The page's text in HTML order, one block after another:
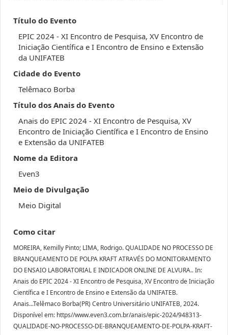
Título do Evento
EPIC 2024 - XI Encontro de Pesquisa, XV Encontro de
Iniciação Científica e I Encontro de Ensino e Extensão
da UNIFATEB
Cidade do Evento
Telêmaco Borba
Título dos Anais do Evento
Anais do EPIC 2024 - XI Encontro de Pesquisa, XV
Encontro de Iniciação Científica e I Encontro de Ensino
e Extensão da UNIFATEB
Nome da Editora
Even3
Meio de Divulgação
Meio Digital
Como citar
MOREIRA, Kemilly Pinto; LIMA, Rodrigo. QUALIDADE NO PROCESSO DE
BRANQUEAMENTO DE POLPA KRAFT ATRAVÉS DO MONITORAMENTO
DO ENSAIO LABORATORIAL E INDICADOR ONLINE DE ALVURA.. In:
Anais do EPIC 2024 - XI Encontro de Pesquisa, XV Encontro de Iniciação
Científica e I Encontro de Ensino e Extensão da UNIFATEB.
Anais...Telêmaco Borba(PR) Centro Universitário UNIFATEB, 2024.
Disponível em: https//www.even3.com.br/anais/epic-2024/948313-
QUALIDADE-NO-PROCESSO-DE-BRANQUEAMENTO-DE-POLPA-KRAFT-